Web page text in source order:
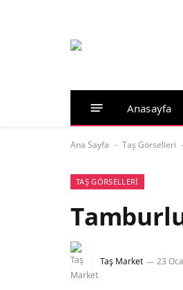
Anasayfa
Ana Sayfa - Taş Görselleri -
TAŞ GÖRSELLERI
Taş Market 23